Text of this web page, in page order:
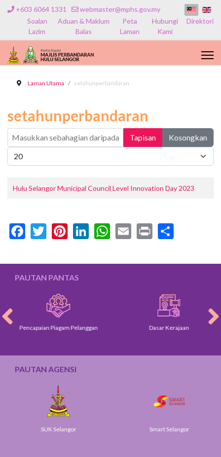
+603 6064 1331
webmaster@mphs.gov.my
Soalan
Lazim
Aduan & Maklum
Balas
Peta
Laman
Hubungi
Kami
Direktori
Laman Utama setahunperbandaran
setahunperbandaran
Tapisan Kosongkan
Papar #
Hulu Selangor Municipal Council Level Innovation Day 2023
Facebook
Twitter
Pinterest
LinkedIn
WhatsApp
Email
Print
PAUTAN PANTAS
Pencapaian Piagam Pelanggan Dasar Kerajaan
PAUTAN AGENSI
SUK Selangor Smart Selangor